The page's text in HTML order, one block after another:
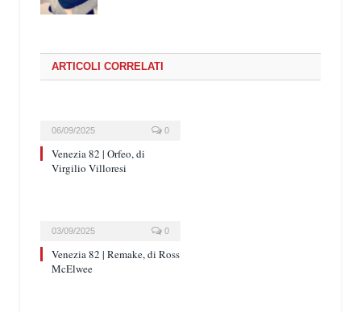
ARTICOLI CORRELATI
06/09/2025 0
Venezia 82 | Orfeo, di
Virgilio Villoresi
03/09/2025 0
Venezia 82 | Remake, di Ross
McElwee